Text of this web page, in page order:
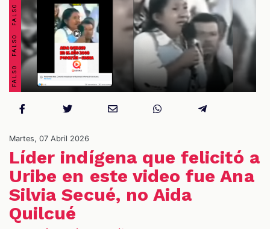
Martes, 07 Abril 2026
Líder indígena que felicitó a
Uribe en este video fue Ana
Silvia Secué, no Aida
Quilcué